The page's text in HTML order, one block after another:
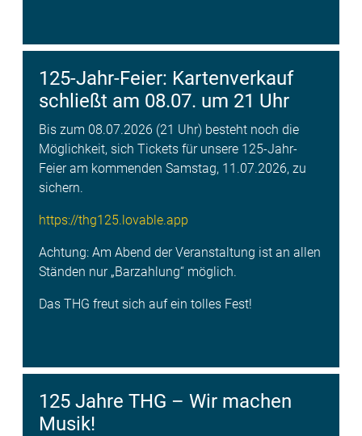
125-Jahr-Feier: Kartenverkauf
schließt am 08.07. um 21 Uhr
Bis zum 08.07.2026 (21 Uhr) besteht noch die
Möglichkeit, sich Tickets für unsere 125-Jahr-
Feier am kommenden Samstag, 11.07.2026, zu
sichern.
https://thg125.lovable.app
Achtung: Am Abend der Veranstaltung ist an allen
Ständen nur „Barzahlung“ möglich.
Das THG freut sich auf ein tolles Fest!
125 Jahre THG – Wir machen
Musik!